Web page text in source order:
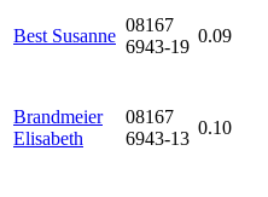
Best Susanne
08167
6943-19
0.09
Brandmeier
Elisabeth
08167
6943-13
0.10